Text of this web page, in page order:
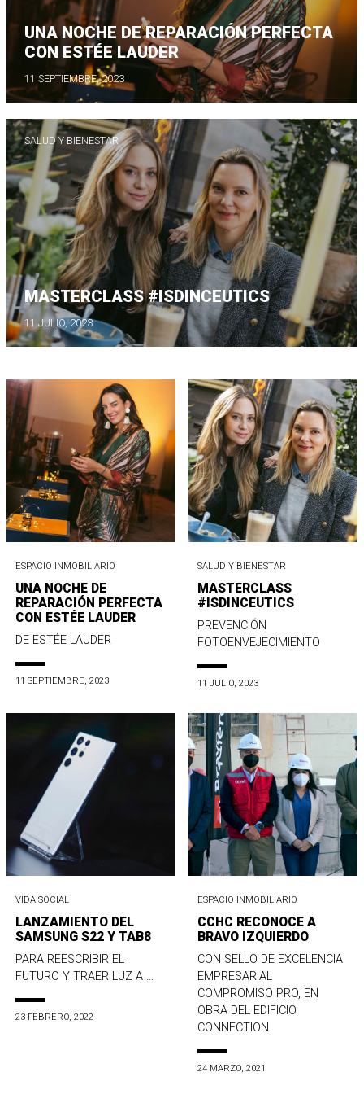
UNA NOCHE DE REPARACIÓN PERFECTA
CON ESTÉE LAUDER
11 SEPTIEMBRE, 2023
SALUD Y BIENESTAR
MASTERCLASS #ISDINCEUTICS
11 JULIO, 2023
ESPACIO INMOBILIARIO
UNA NOCHE DE
REPARACIÓN PERFECTA
CON ESTÉE LAUDER
DE ESTÉE LAUDER
11 SEPTIEMBRE, 2023
SALUD Y BIENESTAR
MASTERCLASS
#ISDINCEUTICS
PREVENCIÓN
FOTOENVEJECIMIENTO
11 JULIO, 2023
VIDA SOCIAL
LANZAMIENTO DEL
SAMSUNG S22 Y TAB8
PARA REESCRIBIR EL
FUTURO Y TRAER LUZ A ...
23 FEBRERO, 2022
ESPACIO INMOBILIARIO
CCHC RECONOCE A
BRAVO IZQUIERDO
CON SELLO DE EXCELENCIA
EMPRESARIAL
COMPROMISO PRO, EN
OBRA DEL EDIFICIO
CONNECTION
24 MARZO, 2021